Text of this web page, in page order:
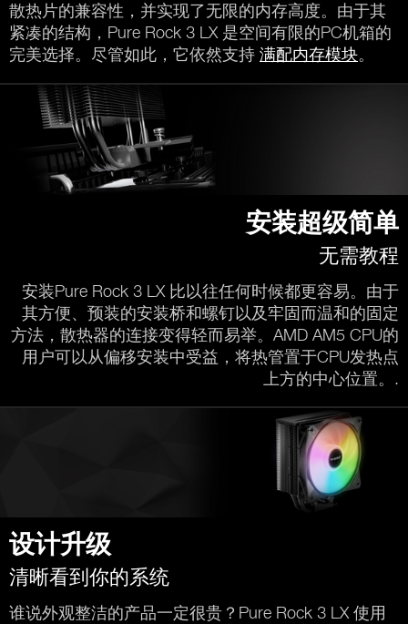
散热片的兼容性，并实现了无限的内存高度。由于其
紧凑的结构，Pure Rock 3 LX 是空间有限的PC机箱的
完美选择。尽管如此，它依然支持 满配内存模块。
安装超级简单
无需教程
安装Pure Rock 3 LX 比以往任何时候都更容易。由于
其方便、预装的安装桥和螺钉以及牢固而温和的固定
方法，散热器的连接变得轻而易举。AMD AM5 CPU的
用户可以从偏移安装中受益，将热管置于CPU发热点
上方的中心位置。.
设计升级
清晰看到你的系统
谁说外观整洁的产品一定很贵？Pure Rock 3 LX 使用